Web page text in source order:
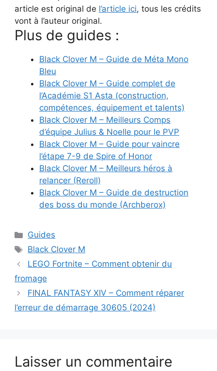
article est original de l’article ici, tous les crédits
vont à l’auteur original.
Plus de guides :
Black Clover M – Guide de Méta Mono
Bleu
Black Clover M – Guide complet de
l’Académie S1 Asta (construction,
compétences, équipement et talents)
Black Clover M – Meilleurs Comps
d’équipe Julius & Noelle pour le PVP
Black Clover M – Guide pour vaincre
l’étape 7-9 de Spire of Honor
Black Clover M – Meilleurs héros à
relancer (Reroll)
Black Clover M – Guide de destruction
des boss du monde (Archberox)
Catégories
Guides
Étiquettes
Black Clover M
LEGO Fortnite – Comment obtenir du
fromage
FINAL FANTASY XIV – Comment réparer
l’erreur de démarrage 30605 (2024)
Laisser un commentaire